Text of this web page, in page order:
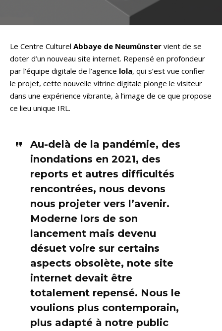
Le Centre Culturel Abbaye de Neumünster vient de se
doter d’un nouveau site internet. Repensé en profondeur
par l’équipe digitale de l’agence lola, qui s’est vue confier
le projet, cette nouvelle vitrine digitale plonge le visiteur
dans une expérience vibrante, à l’image de ce que propose
ce lieu unique IRL.
Au-delà de la pandémie, des
inondations en 2021, des
reports et autres difficultés
rencontrées, nous devons
nous projeter vers l’avenir.
Moderne lors de son
lancement mais devenu
désuet voire sur certains
aspects obsolète, note site
internet devait être
totalement repensé. Nous le
voulions plus contemporain,
plus adapté à notre public